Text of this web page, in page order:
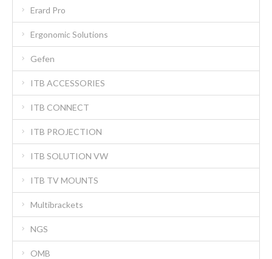
Erard Pro
Ergonomic Solutions
Gefen
ITB ACCESSORIES
ITB CONNECT
ITB PROJECTION
ITB SOLUTION VW
ITB TV MOUNTS
Multibrackets
NGS
OMB